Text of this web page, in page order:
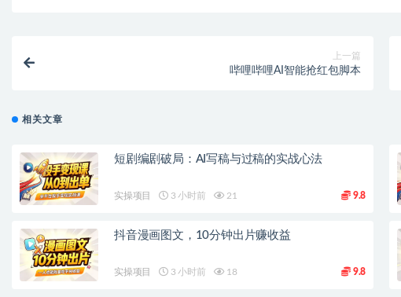
上一篇
哔哩哔哩AI智能抢红包脚本
相关文章
短剧编剧破局：AI写稿与过稿的实战心法
实操项目 3 小时前 21 9.8
抖音漫画图文，10分钟出片赚收益
实操项目 3 小时前 18 9.8